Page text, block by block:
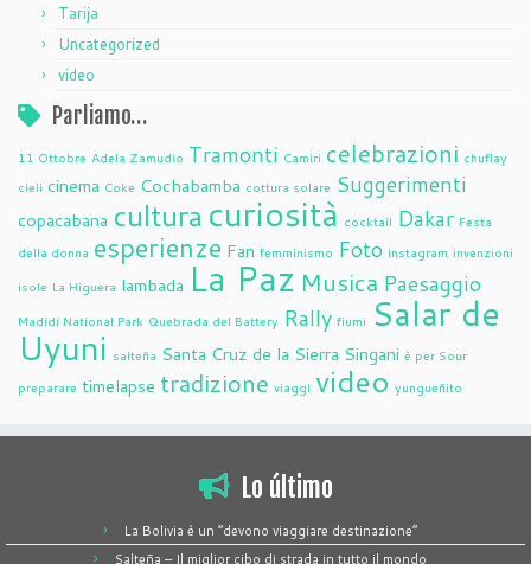
Tarija
Uncategorized
video
Parliamo…
11 Ottobre Adela Zamudio Tramonti Camiri celebrazioni chuflay
cieli cinema Coke Cochabamba cottura solare Suggerimenti
copacabana cultura curiosità cocktail Dakar Festa
della donna esperienze Fan femminismo Foto instagram invenzioni
isole La Higuera lambada La Paz Musica Paesaggio
Madidi National Park Quebrada del Battery Rally fiumi Salar de
Uyuni salteña Santa Cruz de la Sierra Singani è per Sour
preparare timelapse tradizione viaggi video yungueñito
Lo último
La Bolivia è un “devono viaggiare destinazione”
Salteña – Il miglior cibo di strada in tutto il mondo